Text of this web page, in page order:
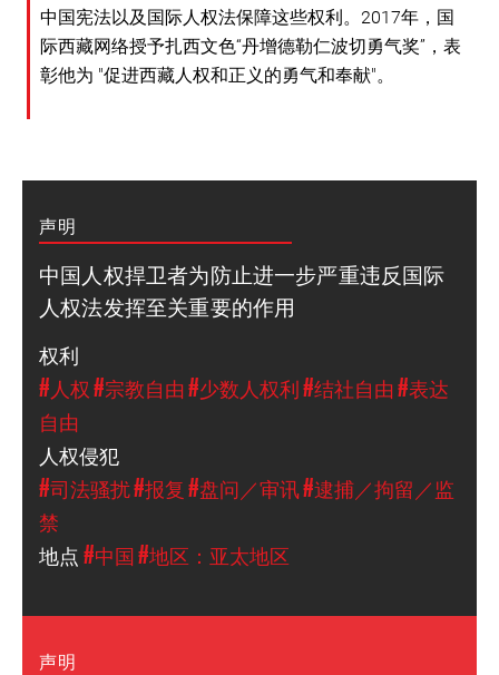
中国宪法以及国际人权法保障这些权利。2017年，国
际西藏网络授予扎西文色“丹增德勒仁波切勇气奖”，表
彰他为 "促进西藏人权和正义的勇气和奉献"。
声明
中国人权捍卫者为防止进一步严重违反国际
人权法发挥至关重要的作用
权利
#人权#宗教自由#少数人权利#结社自由#表达
自由
人权侵犯
#司法骚扰#报复#盘问／审讯#逮捕／拘留／监
禁
地点 #中国#地区：亚太地区
声明